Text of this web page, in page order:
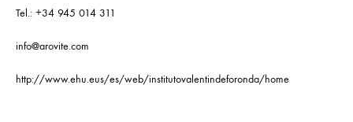
Tel.: +34 945 014 311
info@arovite.com
http://www.ehu.eus/es/web/institutovalentindeforonda/home